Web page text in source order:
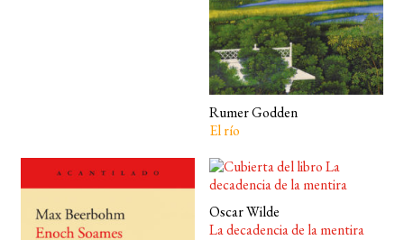
LISTA DE LIBROS
Rumer Godden
El río
Oscar Wilde
La decadencia de la mentira